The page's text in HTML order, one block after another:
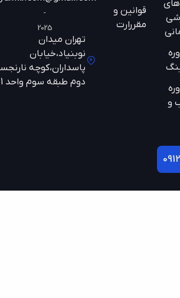
قوانین و
مقررارت
تهران میدان
نوبنیاد،خیابان
پاسداران،کوچه نارنجستان
دوم طبقه سوم واحد 301